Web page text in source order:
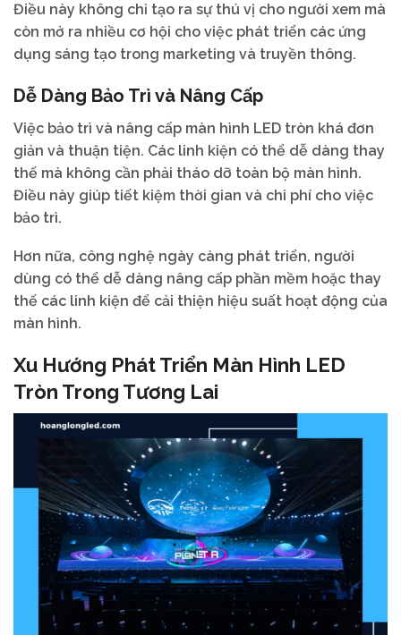
Điều này không chỉ tạo ra sự thú vị cho người xem mà
còn mở ra nhiều cơ hội cho việc phát triển các ứng
dụng sáng tạo trong marketing và truyền thông.
Dễ Dàng Bảo Trì và Nâng Cấp
Việc bảo trì và nâng cấp màn hình LED tròn khá đơn
giản và thuận tiện. Các linh kiện có thể dễ dàng thay
thế mà không cần phải tháo dỡ toàn bộ màn hình.
Điều này giúp tiết kiệm thời gian và chi phí cho việc
bảo trì.
Hơn nữa, công nghệ ngày càng phát triển, người
dùng có thể dễ dàng nâng cấp phần mềm hoặc thay
thế các linh kiện để cải thiện hiệu suất hoạt động của
màn hình.
Xu Hướng Phát Triển Màn Hình LED
Tròn Trong Tương Lai